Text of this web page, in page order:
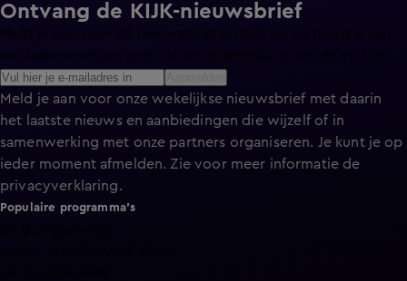
Ontvang de KIJK-nieuwsbrief
Meld je aan voor onze wekelijkse nieuwsbrief met daarin
het laatste nieuws en aanbiedingen die wijzelf of in
samenwerking met onze partners organiseren. Je kunt je op
ieder moment afmelden. Zie voor meer informatie de
privacyverklaring.
Populaire programma's